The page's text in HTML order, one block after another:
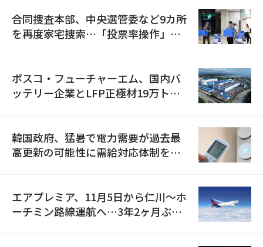
合同捜査本部、中央選管委など9カ所
を再度家宅捜索…「投票率操作」の
ポスコ・フューチャーエム、国内バ
ッテリー企業とLFP正極材19万トン
韓国政府、猛暑で電力需要が過去最
高更新の可能性に需給対応体制を点
エアプレミア、11月5日から仁川〜ホ
ーチミン路線運航へ…3年2ヶ月ぶり